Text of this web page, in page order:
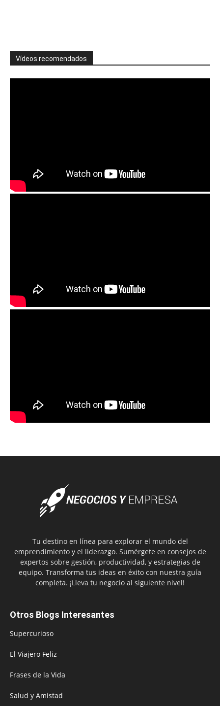
Vídeos recomendados
Tu destino en línea para explorar el mundo del
emprendimiento y el liderazgo. Sumérgete en consejos de
expertos sobre gestión, productividad, y estrategias de
equipo. Transforma tus ideas en éxito con nuestra guía
completa. ¡Lleva tu negocio al siguiente nivel!
Otros Blogs Interesantes
Supercurioso
El Viajero Feliz
Frases de la Vida
Salud y Amistad